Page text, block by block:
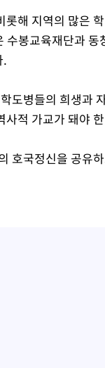
롯해 지역의 많은
수봉교육재단과
.
도병들의 희생과
사적 가교가 돼야
호국정신을 공유